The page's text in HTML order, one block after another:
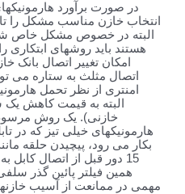
در صورت برآورد
انتخاب خازن مناسب مشکل را
البته در خصوص مشکل خاص شما
هستند باید روشهای ابتکاری
امکان تغییر اتصال بانک
اتصال مثلث به ستاره می
امنتری از نظر تحمل
البته به قیمت کاهش
خازنی). یک روش
هارمونیکهای خیلی تیز که در
بکار می رود، پیچیدن حلقه
15 دور قبل از اتصال
همین فیلتر پائین گذر
مهمی در ممانعت از آسیب